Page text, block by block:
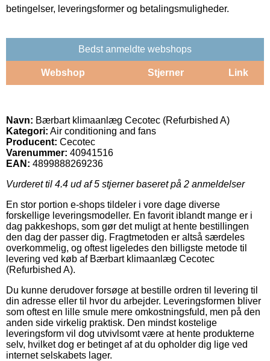
betingelser, leveringsformer og betalingsmuligheder.
Bedst anmeldte webshops
Webshop Stjerner Link
Navn: Bærbart klimaanlæg Cecotec (Refurbished A)
Kategori: Air conditioning and fans
Producent: Cecotec
Varenummer: 40941516
EAN: 4899888269236
Vurderet til 4.4 ud af 5 stjerner baseret på 2 anmeldelser
En stor portion e-shops tildeler i vore dage diverse
forskellige leveringsmodeller. En favorit iblandt mange er i
dag pakkeshops, som gør det muligt at hente bestillingen
den dag der passer dig. Fragtmetoden er altså særdeles
overkommelig, og oftest ligeledes den billigste metode til
levering ved køb af Bærbart klimaanlæg Cecotec
(Refurbished A).
Du kunne derudover forsøge at bestille ordren til levering til
din adresse eller til hvor du arbejder. Leveringsformen bliver
som oftest en lille smule mere omkostningsfuld, men på den
anden side virkelig praktisk. Den mindst kostelige
leveringsform vil dog utvivlsomt være at hente produkterne
selv, hvilket dog er betinget af at du opholder dig lige ved
internet selskabets lager.